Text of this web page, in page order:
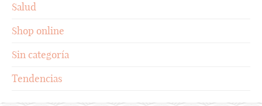
Salud
Shop online
Sin categoría
Tendencias